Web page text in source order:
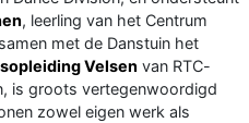
, leerling van het Centrum
met de Danstuin het
Velsen van RTC-
is groots vertegenwoordigd
zowel eigen werk als